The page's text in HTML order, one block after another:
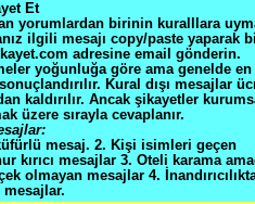
Et
yorumlardan birinin kuralllara
ilgili mesajı copy/paste yaparak
adresine email gönderin.
yoğunluğa göre ama genelde
Kural dışı mesajlar
kaldırılır. Ancak şikayetler
üzere sırayla cevaplanır.
mesaj. 2. Kişi isimleri geçen
kırıcı mesajlar 3. Oteli karama
olmayan mesajlar 4.
mesajlar.